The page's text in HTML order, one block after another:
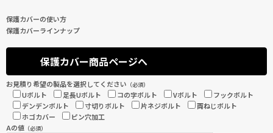
保護カバーの使い方
保護カバーラインナップ
保護カバー商品ページへ
お見積り希望の製品を選択してください （必須）
Uボルト 足長Uボルト コの字ボルト Vボルト
フックボルト
デンデンボルト
寸切りボルト 片ネジボルト
両ねじボルト
ホゴカバー
ピン穴加工
Aの値 （必須）